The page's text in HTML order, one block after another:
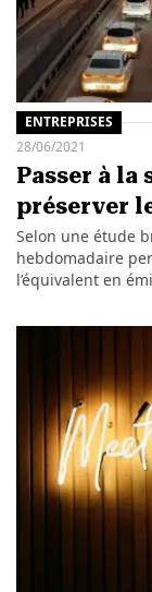
ENTREPRISES
28/06/2021
Passer à la
préserver
Selon une étude
hebdomadaire
l’équivalent en